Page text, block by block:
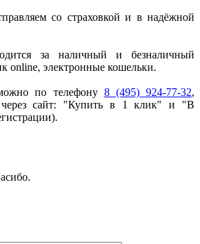
со страховкой и в надёжной
за наличный и безналичный
online, электронные кошельки.
по телефону 8 (495) 924-77-32,
сайт: "Купить в 1 клик" и "В